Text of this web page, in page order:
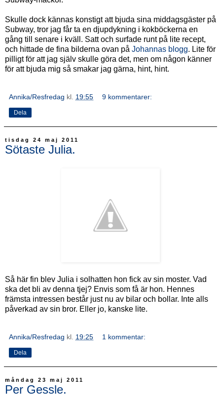
Skulle dock kännas konstigt att bjuda sina middagsgäster på
Subway, tror jag får ta en djupdykning i kokböckerna en
gång till senare i kväll. Satt och surfade runt på lite recept,
och hittade de fina bilderna ovan på Johannas blogg. Lite för
pilligt för att jag själv skulle göra det, men om någon känner
för att bjuda mig så smakar jag gärna, hint, hint.
Annika/Resfredag kl. 19:55 9 kommentarer:
Dela
tisdag 24 maj 2011
Sötaste Julia.
Så här fin blev Julia i solhatten hon fick av sin moster. Vad
ska det bli av denna tjej? Envis som få är hon. Hennes
främsta intressen består just nu av bilar och bollar. Inte alls
påverkad av sin bror. Eller jo, kanske lite.
Annika/Resfredag kl. 19:25 1 kommentar:
Dela
måndag 23 maj 2011
Per Gessle.